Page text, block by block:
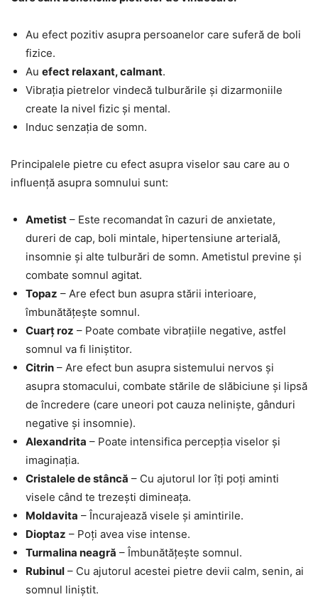
Au efect pozitiv asupra persoanelor care suferă de boli
fizice.
Au efect relaxant, calmant.
Vibrația pietrelor vindecă tulburările și dizarmoniile
create la nivel fizic și mental.
Induc senzația de somn.
Principalele pietre cu efect asupra viselor sau care au o
influență asupra somnului sunt:
Ametist – Este recomandat în cazuri de anxietate,
dureri de cap, boli mintale, hipertensiune arterială,
insomnie și alte tulburări de somn. Ametistul previne și
combate somnul agitat.
Topaz – Are efect bun asupra stării interioare,
îmbunătățește somnul.
Cuarț roz – Poate combate vibrațiile negative, astfel
somnul va fi liniștitor.
Citrin – Are efect bun asupra sistemului nervos și
asupra stomacului, combate stările de slăbiciune și lipsă
de încredere (care uneori pot cauza neliniște, gânduri
negative și insomnie).
Alexandrita – Poate intensifica percepția viselor și
imaginația.
Cristalele de stâncă – Cu ajutorul lor îți poți aminti
visele când te trezești dimineața.
Moldavita – Încurajează visele și amintirile.
Dioptaz – Poți avea vise intense.
Turmalina neagră – Îmbunătățește somnul.
Rubinul – Cu ajutorul acestei pietre devii calm, senin, ai
somnul liniștit.